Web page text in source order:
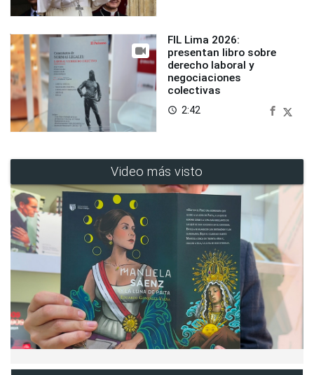
FIL Lima 2026:
presentan libro sobre
derecho laboral y
negociaciones
colectivas
access_time 2:42
Video más visto